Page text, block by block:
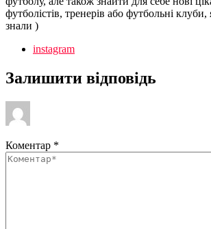
футболістів, тренерів або футбольні
знали )
instagram
Залишити відповідь
Коментар *